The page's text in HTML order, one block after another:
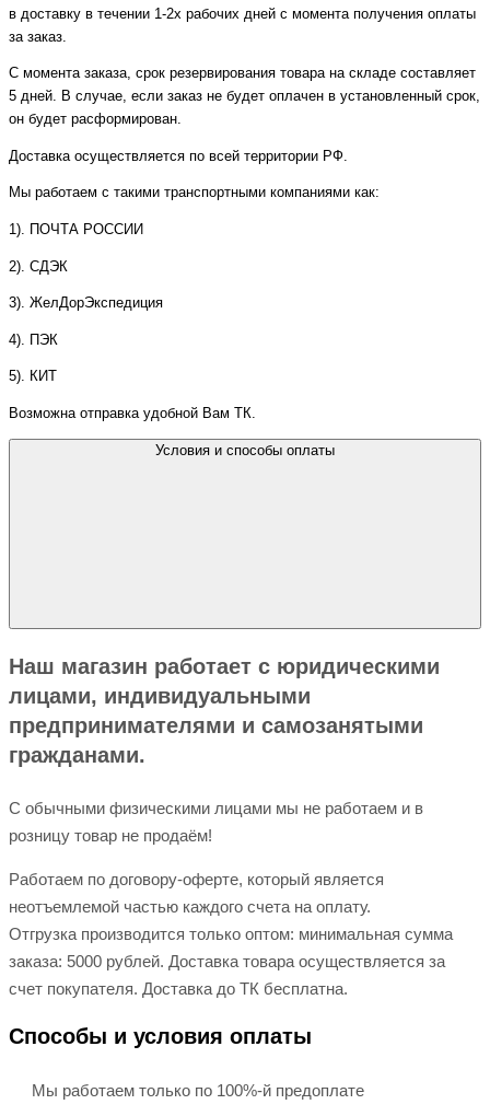
в доставку в течении 1-2х рабочих дней с момента получения оплаты
за заказ.
С момента заказа, срок резервирования товара на складе составляет
5 дней. В случае, если заказ не будет оплачен в установленный срок,
он будет расформирован.
Доставка осуществляется по всей территории РФ.
Мы работаем с такими транспортными компаниями как:
1). ПОЧТА РОССИИ
2). СДЭК
3). ЖелДорЭкспедиция
4). ПЭК
5). КИТ
Возможна отправка удобной Вам ТК.
Условия и способы оплаты
Наш магазин работает с юридическими
лицами, индивидуальными
предпринимателями и самозанятыми
гражданами.
С обычными физическими лицами мы не работаем и в
розницу товар не продаём!
Работаем по договору-оферте, который является
неотъемлемой частью каждого счета на оплату.
Отгрузка производится только оптом: минимальная сумма
заказа: 5000 рублей. Доставка товара осуществляется за
счет покупателя. Доставка до ТК бесплатна.
Способы и условия оплаты
Мы работаем только по 100%-й предоплате